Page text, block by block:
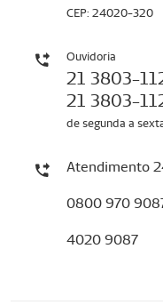
CEP: 24020-320
Ouvidoria
21 3803-
21 3803-
de segunda a
Atendimento
0800 970
4020 9087